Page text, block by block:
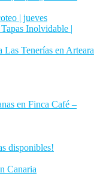
| jueves
Inolvidable |
Tenerías en Arteara
en Finca Café –
disponibles!
Canaria